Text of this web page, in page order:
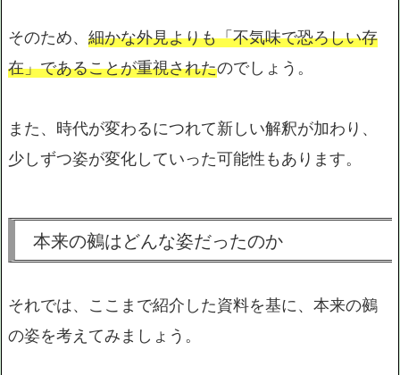
そのため、 細かな外見よりも「不気味で恐ろしい存
在」であることが重視されたのでしょう。
また、時代が変わるにつれて新しい解釈が加わり、
少しずつ姿が変化していった可能性もあります。
本来の鵺はどんな姿だったのか
それでは、ここまで紹介した資料を基に、本来の鵺
の姿を考えてみましょう。